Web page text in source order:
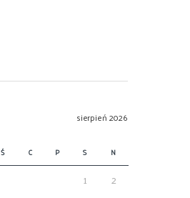
sierpień 2026
Ś C P S N
1
2